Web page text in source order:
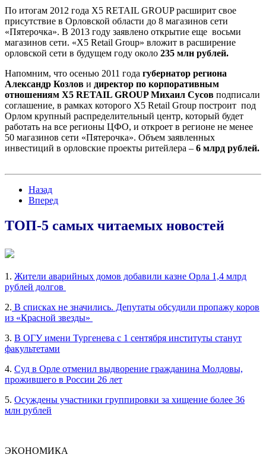
По итогам 2012 года X5 RETAIL GROUP расширит свое
присутствие в Орловской области до 8 магазинов сети
«Пятерочка». В 2013 году заявлено открытие еще восьми
магазинов сети. «X5 Retail Group» вложит в расширение
орловской сети в будущем году около 235 млн рублей.
Напомним, что осенью 2011 года губернатор региона
Александр Козлов и директор по корпоративным
отношениям X5 RETAIL GROUP Михаил Сусов подписали
соглашение, в рамках которого X5 Retail Group построит под
Орлом крупный распределительный центр, который будет
работать на все регионы ЦФО, и откроет в регионе не менее
50 магазинов сети «Пятерочка». Объем заявленных
инвестиций в орловские проекты ритейлера – 6 млрд рублей.
Назад
Вперед
ТОП-5 самых читаемых новостей
1. Жители аварийных домов добавили казне Орла 1,4 млрд
рублей долгов
2. В списках не значились. Депутаты обсудили пропажу коров
из «Красной звезды»
3. В ОГУ имени Тургенева с 1 сентября институты станут
факультетами
4. Суд в Орле отменил выдворение гражданина Молдовы,
прожившего в России 26 лет
5. Осуждены участники группировки за хищение более 36
млн рублей
ЭКОНОМИКА